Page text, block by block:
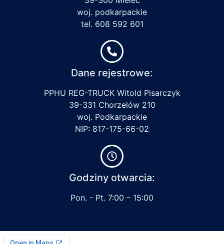
woj. podkarpackie
tel. 608 592 601
Dane rejestrowe:
PPHU REG-TRUCK Witold Pisarczyk
39-331 Chorzelów 210
woj. Podkarpackie
NIP: 817-175-66-02
Godziny otwarcia:
Pon. - Pt. 7:00 – 15:00